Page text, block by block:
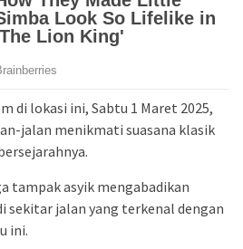
di lokasi ini, Sabtu 1 Maret 2025,
jalan menikmati suasana klasik
tampak asyik mengabadikan
sekitar jalan yang terkenal dengan
ini.